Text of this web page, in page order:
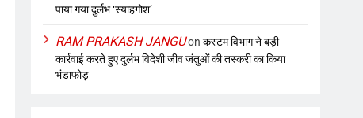
पाया गया दुर्लभ ‘स्याहगोश’
RAM PRAKASH JANGUonकस्टम विभाग ने बड़ी
कार्रवाई करते हुए दुर्लभ विदेशी जीव जंतुओं की तस्करी का किया
भंडाफोड़